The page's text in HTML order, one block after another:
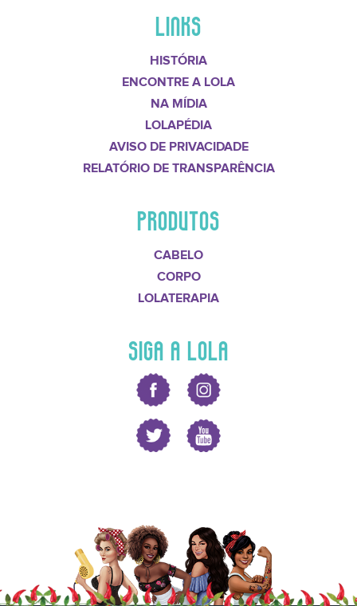
LINKS
HISTÓRIA
ENCONTRE A LOLA
NA MÍDIA
LOLAPÉDIA
AVISO DE PRIVACIDADE
RELATÓRIO DE TRANSPARÊNCIA
PRODUTOS
CABELO
CORPO
LOLATERAPIA
SIGA A LOLA